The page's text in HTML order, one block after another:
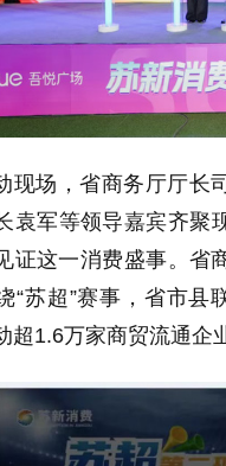
现场，省商务厅厅长
袁军等领导嘉宾齐聚
证这一消费盛事。省
“苏超”赛事，省市县
超1.6万家商贸流通企